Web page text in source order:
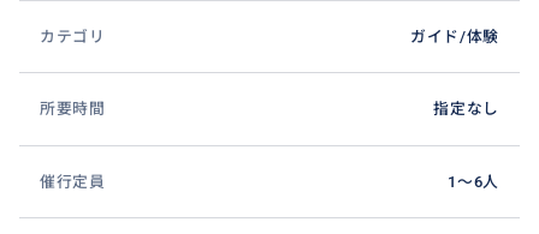
して見るだけでも価値があります。キャンパスストア
学校主催のガイドツアーに申し込みの際は、こちらで
手配もできます。
滞在先から学校への送迎とツアーへの同行を致します。
カテゴリ ガイド/体験
所要時間 指定なし
催行定員 1〜6人